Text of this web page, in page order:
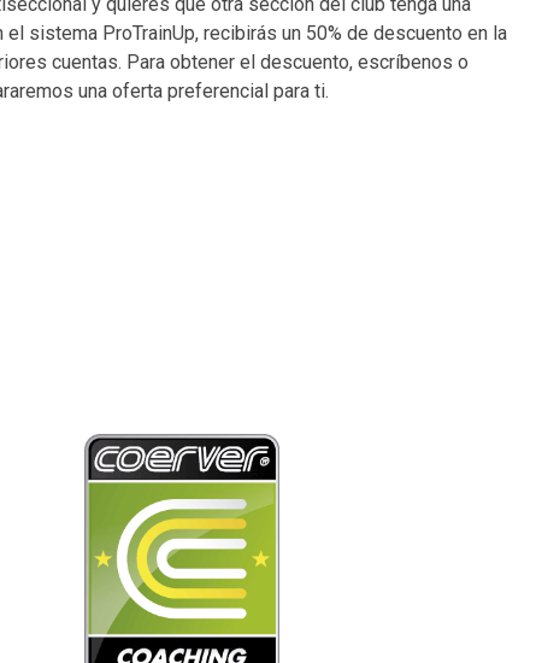
el sistema ProTrainUp, recibirás un 50% de descuento en la
cuentas. Para obtener el descuento, escríbenos o
una oferta preferencial para ti.